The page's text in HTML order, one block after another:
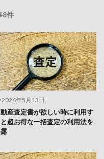
8件
2026年5月13日
産査定書が欲しい時に利用す
超お得な一括査定の利用法を